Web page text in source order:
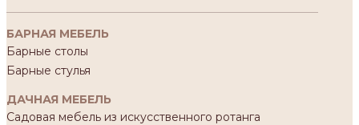
БАРНАЯ МЕБЕЛЬ
Барные столы
Барные стулья
ДАЧНАЯ МЕБЕЛЬ
Садовая мебель из искусственного ротанга